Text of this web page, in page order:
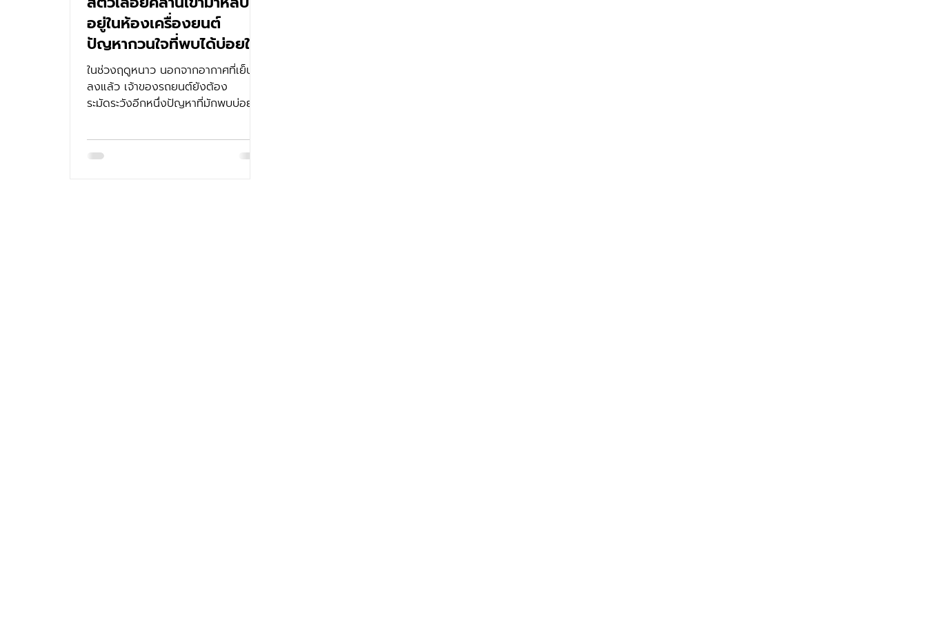
อยู่ในห้องเครื่องยนต์
ปัญหากวนใจที่พบได้บ่อยใน
ฤดูหนาว
ในช่วงฤดูหนาว นอกจากอากาศที่เย็น
ลงแล้ว เจ้าของรถยนต์ยังต้อง
ระมัดระวังอีกหนึ่งปัญหาที่มักพบบ่อย
ในรถยนต์